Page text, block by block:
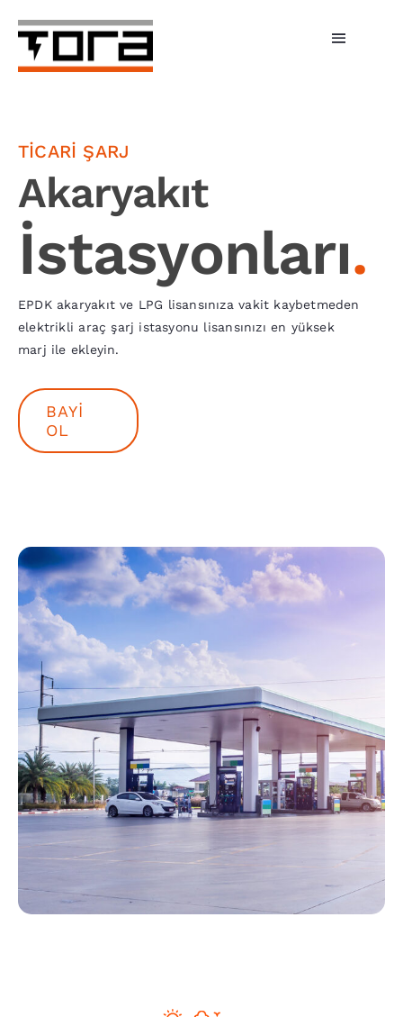
content
Toggle
Şarj Üniteleri
Bireysel Şarj
İşletmeler
Fiyatlar
TİCARİ ŞARJ
Akaryakıt
İstasyonları.
EPDK akaryakıt ve LPG lisansınıza vakit kaybetmeden
elektrikli araç şarj istasyonu lisansınızı en yüksek
marj ile ekleyin.
BAYI
OL